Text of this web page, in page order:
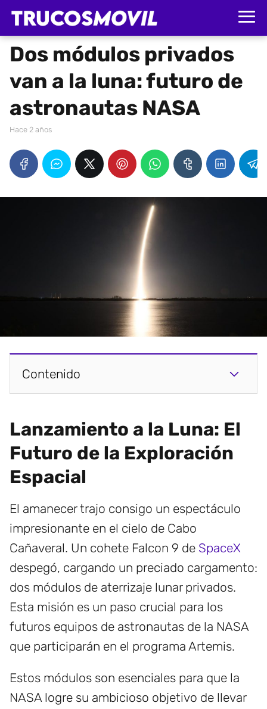
Dos módulos privados
van a la luna: futuro de
astronautas NASA
hace 2 años
Contenido
Lanzamiento a la Luna: El
Futuro de la Exploración
Espacial
El amanecer trajo consigo un espectáculo
impresionante en el cielo de Cabo
Cañaveral. Un cohete Falcon 9 de SpaceX
despegó, cargando un preciado cargamento:
dos módulos de aterrizaje lunar privados.
Esta misión es un paso crucial para los
futuros equipos de astronautas de la NASA
que participarán en el programa Artemis.
Estos módulos son esenciales para que la
NASA logre su ambicioso objetivo de llevar